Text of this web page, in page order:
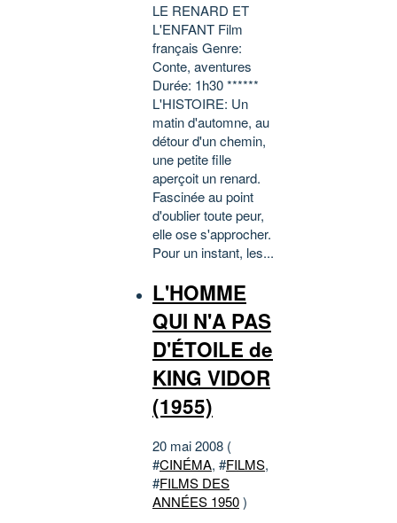
LE RENARD ET
L'ENFANT Film
français Genre:
Conte, aventures
Durée: 1h30 ******
L'HISTOIRE: Un
matin d'automne, au
détour d'un chemin,
une petite fille
aperçoit un renard.
Fascinée au point
d'oublier toute peur,
elle ose s'approcher.
Pour un instant, les...
L'HOMME
QUI N'A PAS
D'ÉTOILE de
KING VIDOR
(1955)
20 mai 2008 (
#CINÉMA, #FILMS,
#FILMS DES
ANNÉES 1950)